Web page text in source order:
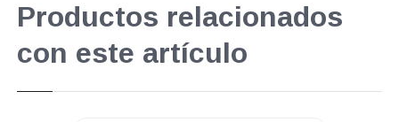
Productos relacionados
con este artículo